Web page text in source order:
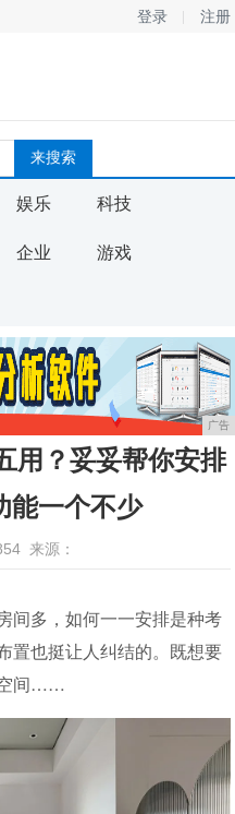
登录 注册
娱乐 科技
企业 游戏
广告
用？妥妥帮你安排
能一个不少
来源：
间多，如何一一安排是种考
置也挺让人纠结的。既想要
空间……